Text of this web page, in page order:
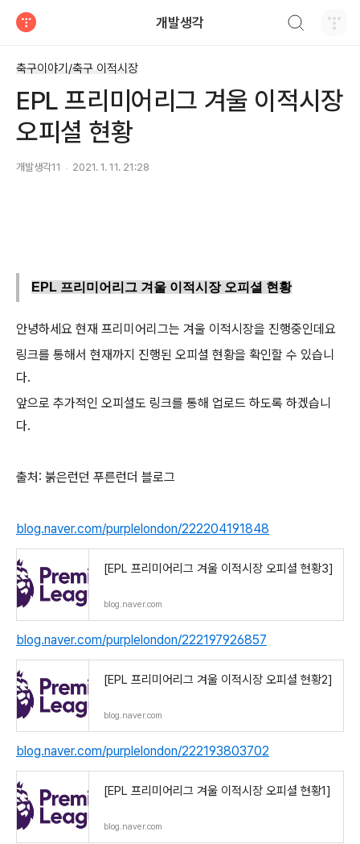
개발생각
축구이야기/축구 이적시장
EPL 프리미어리그 겨울 이적시장
오피셜 현황
개발생각11 2021. 1. 11. 21:28
EPL 프리미어리그 겨울 이적시장 오피셜 현황
안녕하세요 현재 프리미어리그는 겨울 이적시장을 진행중인데요
링크를 통해서 현재까지 진행된 오피셜 현황을 확인할 수 있습니
다.
앞으로 추가적인 오피셜도 링크를 통해 업로드 하도록 하겠습니
다.
출처: 붉은런던 푸른런더 블로그
blog.naver.com/purplelondon/222204191848
[EPL 프리미어리그 겨울 이적시장 오피셜 현황3]
blog.naver.com
blog.naver.com/purplelondon/222197926857
[EPL 프리미어리그 겨울 이적시장 오피셜 현황2]
blog.naver.com
blog.naver.com/purplelondon/222193803702
[EPL 프리미어리그 겨울 이적시장 오피셜 현황1]
blog.naver.com